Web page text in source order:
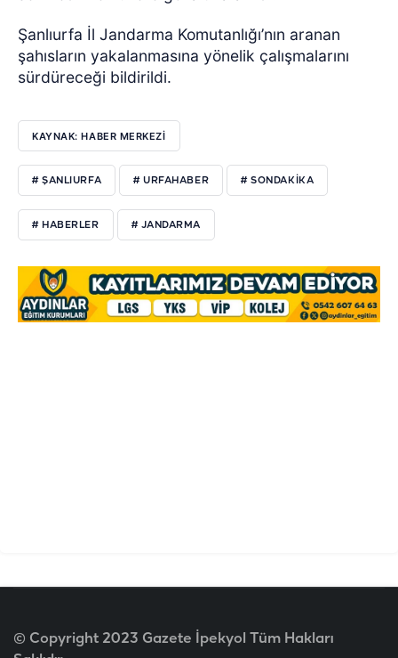
Şanlıurfa İl Jandarma Komutanlığı’nın aranan
şahısların yakalanmasına yönelik çalışmalarını
sürdüreceği bildirildi.
KAYNAK: HABER MERKEZI
# ŞANLIURFA # URFAHABER # SONDAKIKA
# HABERLER # JANDARMA
© Copyright 2023 Gazete İpekyol Tüm Hakları